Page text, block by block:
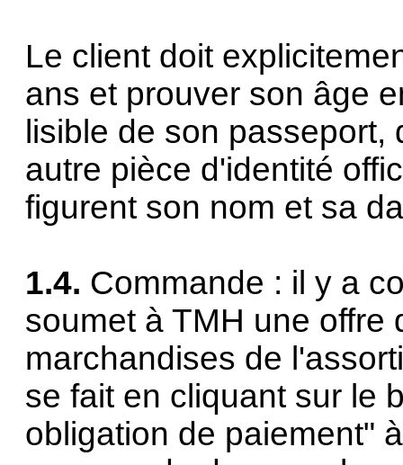
Le client doit
ans et prouver son âge
lisible de son
autre pièce d'identité
figurent son nom et sa
1.4. Commande : il y a
soumet à TMH une offre
marchandises de
se fait en cliquant sur le
obligation de paiement"